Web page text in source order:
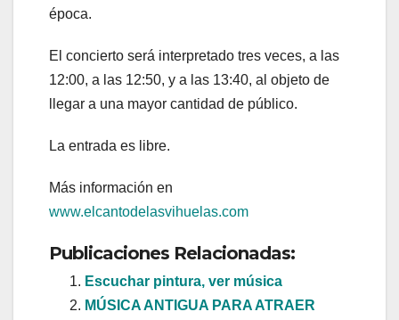
época.
El concierto será interpretado tres veces, a las
12:00, a las 12:50, y a las 13:40, al objeto de
llegar a una mayor cantidad de público.
La entrada es libre.
Más información en
www.elcantodelasvihuelas.com
Publicaciones Relacionadas:
Escuchar pintura, ver música
MÚSICA ANTIGUA PARA ATRAER